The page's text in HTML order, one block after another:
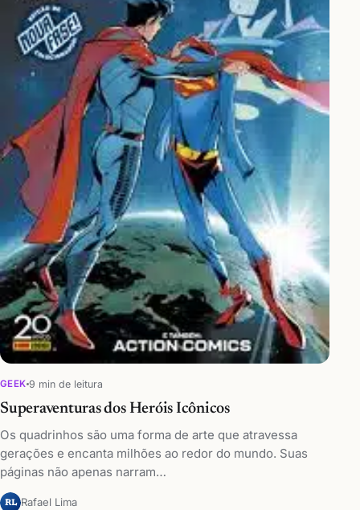
GEEK 9 min de leitura
Superaventuras dos Heróis Icônicos
Os quadrinhos são uma forma de arte que atravessa
gerações e encanta milhões ao redor do mundo. Suas
páginas não apenas narram…
RL Rafael Lima